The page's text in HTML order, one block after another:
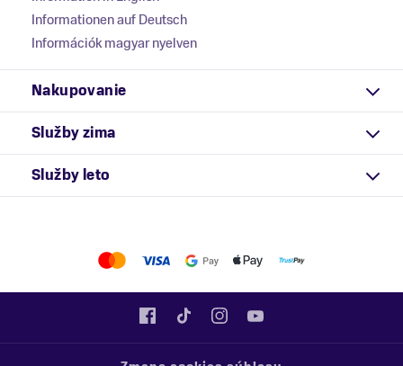
Informationen auf Deutsch
Információk magyar nyelven
Nakupovanie
Služby zima
Služby leto